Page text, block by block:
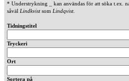
* Understrykning _ kan användas för att söka t.ex.
såväl Lindkvistsom Lindqvist.
Tidningstitel
Tryckeri
Ort
Sortera på